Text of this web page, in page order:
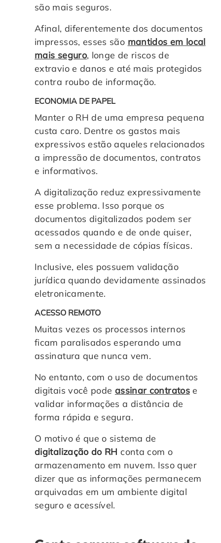
são mais seguros.
Afinal, diferentemente dos documentos
impressos, esses são mantidos em local
mais seguro, longe de riscos de
extravio e danos e até mais protegidos
contra roubo de informação.
ECONOMIA DE PAPEL
Manter o RH de uma empresa pequena
custa caro. Dentre os gastos mais
expressivos estão aqueles relacionados
a impressão de documentos, contratos
e informativos.
A digitalização reduz expressivamente
esse problema. Isso porque os
documentos digitalizados podem ser
acessados quando e de onde quiser,
sem a necessidade de cópias físicas.
Inclusive, eles possuem validação
jurídica quando devidamente assinados
eletronicamente.
ACESSO REMOTO
Muitas vezes os processos internos
ficam paralisados esperando uma
assinatura que nunca vem.
No entanto, com o uso de documentos
digitais você pode assinar contratose
validar informações a distância de
forma rápida e segura.
O motivo é que o sistema de
digitalização do RH conta com o
armazenamento em nuvem. Isso quer
dizer que as informações permanecem
arquivadas em um ambiente digital
seguro e acessível.